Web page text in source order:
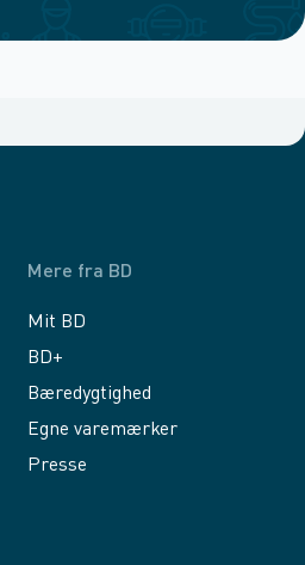
Mere fra BD
Mit BD
BD+
Bæredygtighed
Egne varemærker
Presse